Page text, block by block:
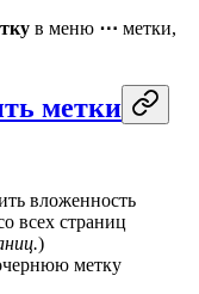
в меню ⋯ метки,
метки
вложенность
всех страниц
)
метку